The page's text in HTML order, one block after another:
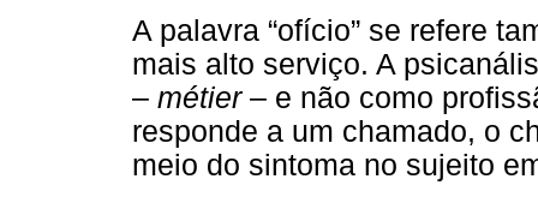
A palavra “ofício” se refere
mais alto serviço. A
– métier– e não como
responde a um chamado, o
meio do sintoma no sujeito